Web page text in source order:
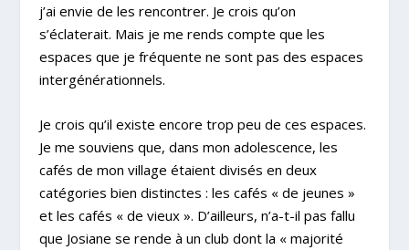
j’ai envie de les rencontrer. Je crois qu’on
s’éclaterait. Mais je me rends compte que les
espaces que je fréquente ne sont pas des espaces
intergénérationnels.
Je crois qu’il existe encore trop peu de ces espaces.
Je me souviens que, dans mon adolescence, les
cafés de mon village étaient divisés en deux
catégories bien distinctes : les cafés « de jeunes »
et les cafés « de vieux ». D’ailleurs, n’a-t-il pas fallu
que Josiane se rende à un club dont la « majorité